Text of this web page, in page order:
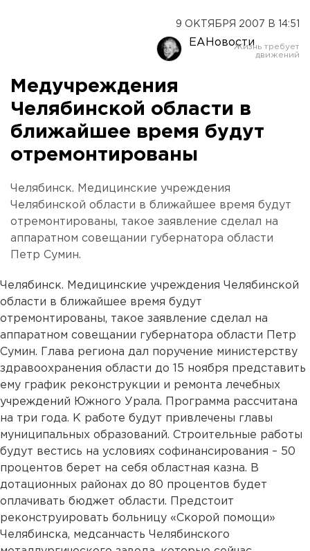
9 ОКТЯБРЯ 2007 В 14:51
ЕАНовости
Медучреждения
Челябинской области в
ближайшее время будут
отремонтированы
Челябинск. Медицинские учреждения
Челябинской области в ближайшее время будут
отремонтированы, такое заявление сделал на
аппаратном совещании губернатора области
Петр Сумин.
Челябинск. Медицинские учреждения Челябинской
области в ближайшее время будут
отремонтированы, такое заявление сделал на
аппаратном совещании губернатора области Петр
Сумин. Глава региона дал поручение министерству
здравоохранения области до 15 ноября представить
ему график реконструкции и ремонта лечебных
учреждений Южного Урала. Программа рассчитана
на три года. К работе будут привлечены главы
муниципальных образований. Строительные работы
будут вестись на условиях софинансирования – 50
процентов берет на себя областная казна. В
дотационных районах до 80 процентов будет
оплачивать бюджет области. Предстоит
реконструировать больницу «Скорой помощи»
Челябинска, медсанчасть Челябинского